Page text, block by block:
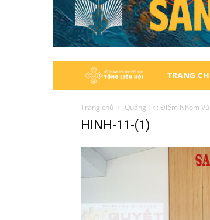
Hội
Thánh
TRANG
Trang chủ Quảng Trị: Điểm Nhóm
HINH-11-(1)